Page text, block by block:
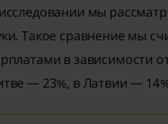
мы
Такое сравнение мы
в зависимости
— 23%, в Латвии —